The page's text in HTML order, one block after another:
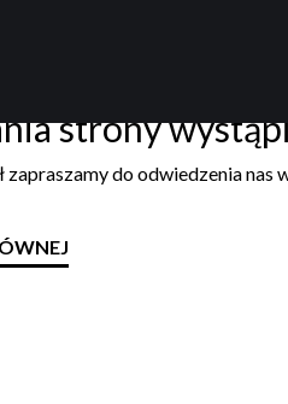
strony
do odwiedzenia nas